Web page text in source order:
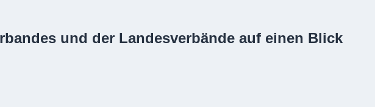
und der Landesverbände auf einen Blick